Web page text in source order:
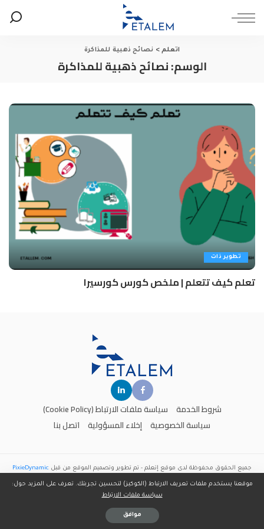
اتعلم> نصائح ذهبية للمذاكرة
الوسم:نصائح ذهبية للمذاكرة
تطوير ذات
تعلم كيف تتعلم | ملخص كورس كورسيرا
شروط الخدمة سياسة ملفات الارتباط (Cookie Policy)
سياسة الخصوصية إخلاء المسؤولية اتصل بنا
جميع الحقوق محفوظة لدى موقع إتعلم - تم تطوير وتصميم الموقع من قبل PixieDynamic
موقعنا يستخدم ملفات تعريف الارتباط (الكوكيز) لتحسين تجربتك. تعرف على المزيد حول:
سياسة ملفات الارتباط
موافق